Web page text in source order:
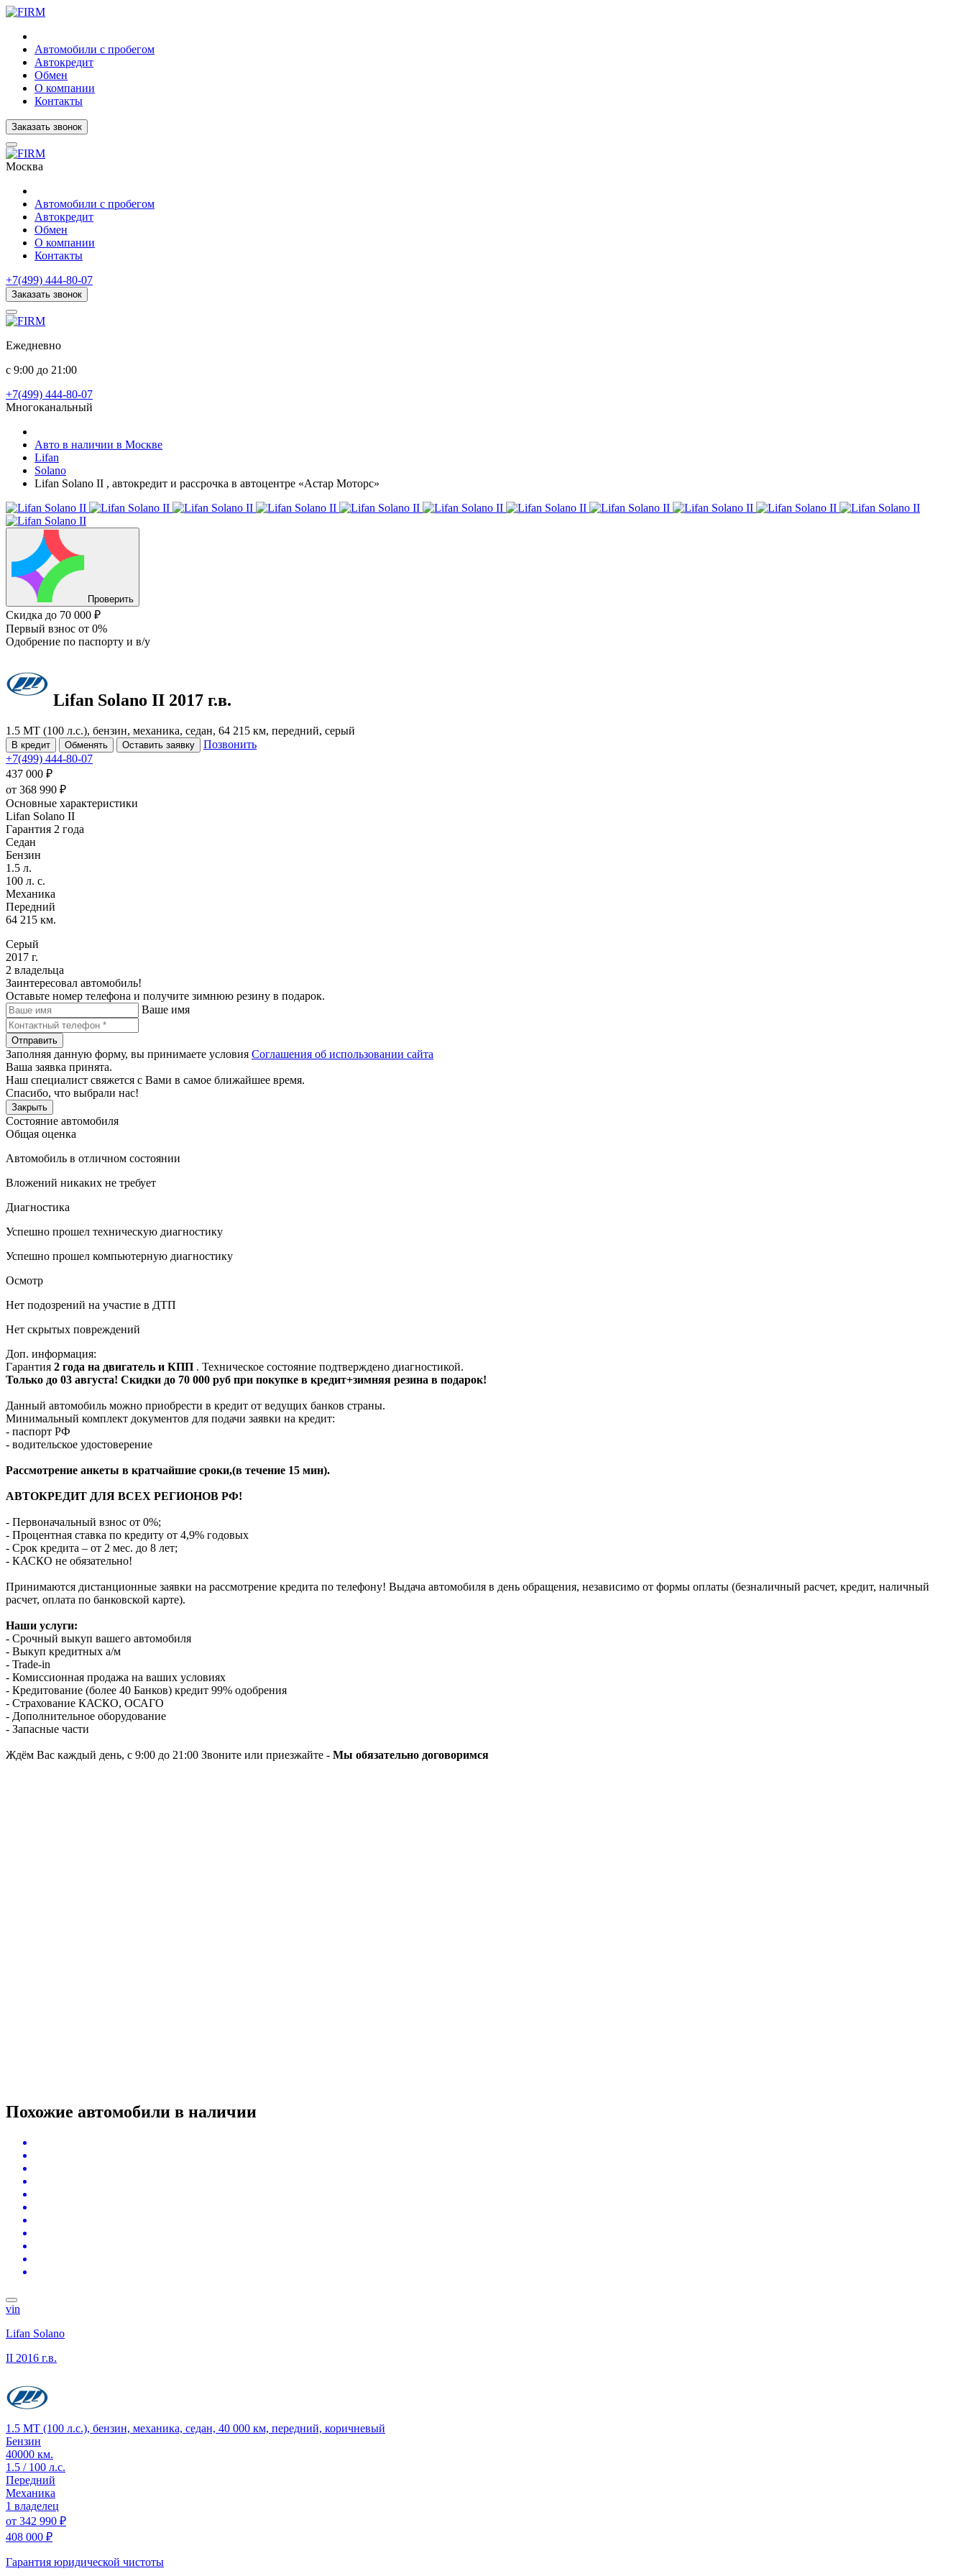
Автомобили с пробегом
Автокредит
Обмен
О компании
Контакты
Заказать звонок
Москва
Автомобили с пробегом
Автокредит
Обмен
О компании
Контакты
+7(499) 444-80-07
Заказать звонок
Ежедневно
с 9:00 до 21:00
+7(499) 444-80-07
Многоканальный
Авто в наличии в Москве
Lifan
Solano
Lifan Solano II , автокредит и рассрочка в автоцентре «Астар Моторс»
Проверить
Скидка до 70 000 ₽
Первый взнос от 0%
Одобрение по паспорту и в/у
Lifan Solano II 2017 г.в.
1.5 MT (100 л.с.), бензин, механика, седан, 64 215 км, передний, серый
В кредит Обменять Оставить заявку
Позвонить
+7(499) 444-80-07
437 000 ₽
от 368 990 ₽
Основные характеристики
Lifan Solano II
Гарантия 2 года
Седан
Бензин
1.5 л.
100 л. с.
Механика
Передний
64 215 км.
Серый
2017 г.
2 владельца
Заинтересовал автомобиль!
Оставьте номер телефона и получите зимнюю резину в подарок.
Ваше имя
Отправить
Заполняя данную форму, вы принимаете условия Соглашения об использовании сайта
Ваша заявка принята.
Наш специалист свяжется с Вами в самое ближайшее время.
Спасибо, что выбрали нас!
Закрыть
Состояние автомобиля
Общая оценка
Автомобиль в отличном состоянии
Вложений никаких не требует
Диагностика
Успешно прошел техническую диагностику
Успешно прошел компьютерную диагностику
Осмотр
Нет подозрений на участие в ДТП
Нет скрытых повреждений
Доп. информация:
Гарантия 2 года на двигатель и КПП . Техническое состояние подтверждено диагностикой.
Только до 03 августа! Скидки до 70 000 руб при покупке в кредит+зимняя резина в подарок!
Данный автомобиль можно приобрести в кредит от ведущих банков страны.
Минимальный комплект документов для подачи заявки на кредит:
- паспорт РФ
- водительское удостоверение
Рассмотрение анкеты в кратчайшие сроки,(в течение 15 мин).
АВТОКРЕДИТ ДЛЯ ВСЕХ РЕГИОНОВ РФ!
- Первоначальный взнос от 0%;
- Процентная ставка по кредиту от 4,9% годовых
- Срок кредита – от 2 мес. до 8 лет;
- КАСКО не обязательно!
Принимаются дистанционные заявки на рассмотрение кредита по телефону! Выдача автомобиля в день обращения, независимо от формы оплаты (безналичный расчет, кредит, наличный
расчет, оплата по банковской карте).
Наши услуги:
- Срочный выкуп вашего автомобиля
- Выкуп кредитных а/м
- Trade-in
- Комиссионная продажа на ваших условиях
- Кредитование (более 40 Банков) кредит 99% одобрения
- Страхование КАСКО, ОСАГО
- Дополнительное оборудование
- Запасные части
Ждём Вас каждый день, с 9:00 до 21:00 Звоните или приезжайте - Мы обязательно договоримся
Похожие автомобили в наличии
vin
Lifan Solano
II 2016 г.в.
1.5 MT (100 л.с.), бензин, механика, седан, 40 000 км, передний, коричневый
Бензин
40000 км.
1.5 / 100 л.с.
Передний
Механика
1 владелец
от 342 990 ₽
408 000 ₽
Гарантия юридической чистоты